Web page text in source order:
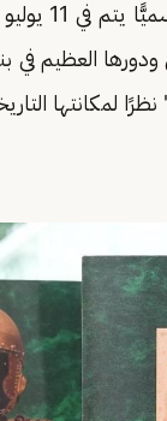
مما يذكر
لمكانتها